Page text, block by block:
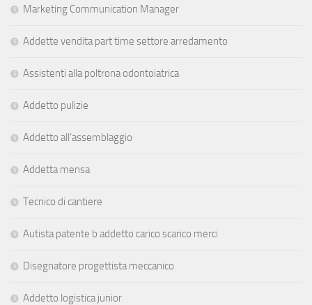
Marketing Communication Manager
Addette vendita part time settore arredamento
Assistenti alla poltrona odontoiatrica
Addetto pulizie
Addetto all’assemblaggio
Addetta mensa
Tecnico di cantiere
Autista patente b addetto carico scarico merci
Disegnatore progettista meccanico
Addetto logistica junior